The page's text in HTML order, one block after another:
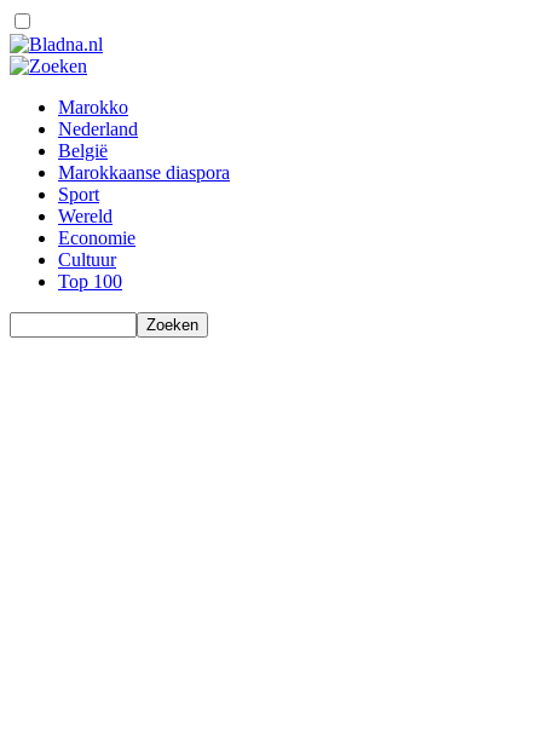
Marokko
Nederland
België
Marokkaanse diaspora
Sport
Wereld
Economie
Cultuur
Top 100